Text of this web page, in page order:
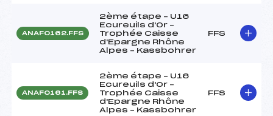
ANAF0162.FFS
2ème étape – U16
Ecureuils d'Or –
Trophée Caisse
d'Epargne Rhône
Alpes – Kassbohrer
FFS
ANAF0161.FFS
2ème étape – U16
Ecureuils d'Or –
Trophée Caisse
d'Epargne Rhône
Alpes – Kassbohrer
FFS